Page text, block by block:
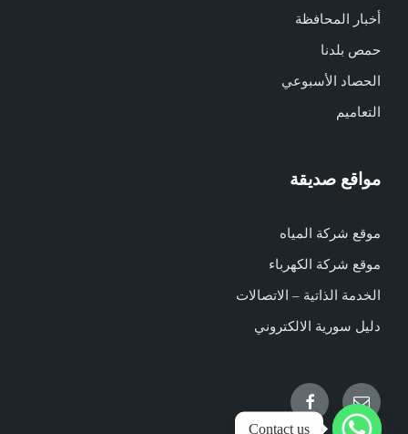
أخبار المحافظة
حمص بلدنا
الحصاد الأسبوعي
التعاميم
مواقع صديقة
موقع شركة المياه
موقع شركة الكهرباء
الخدمة الذاتية – الاتصالات
دليل سورية الالكتروني
Email
Facebook
Contact us